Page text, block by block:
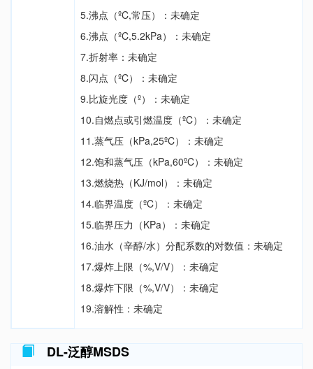
5.沸点（ºC,常压）：未确定
6.沸点（ºC,5.2kPa）：未确定
7.折射率：未确定
8.闪点（ºC）：未确定
9.比旋光度（º）：未确定
10.自燃点或引燃温度（ºC）：未确定
11.蒸气压（kPa,25ºC）：未确定
12.饱和蒸气压（kPa,60ºC）：未确定
13.燃烧热（KJ/mol）：未确定
14.临界温度（ºC）：未确定
15.临界压力（KPa）：未确定
16.油水（辛醇/水）分配系数的对数值：未确定
17.爆炸上限（%,V/V）：未确定
18.爆炸下限（%,V/V）：未确定
19.溶解性：未确定
DL-泛醇MSDS